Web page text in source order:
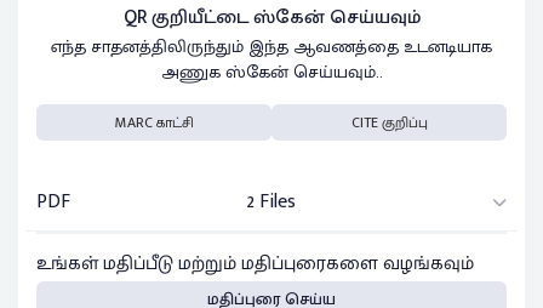
QR குறியீட்டை ஸ்கேன் செய்யவும்
எந்த சாதனத்திலிருந்தும் இந்த ஆவணத்தை உடனடியாக
அணுக ஸ்கேன் செய்யவும்..
MARC காட்சி CITE குறிப்பு
PDF
2 Files
உங்கள் மதிப்பீடு மற்றும் மதிப்புரைகளை வழங்கவும்
மதிப்புரை செய்ய